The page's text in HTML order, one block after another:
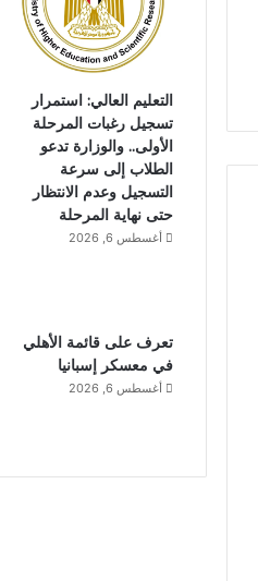
التعليم العالي: استمرار
تسجيل رغبات المرحلة
الأولى.. والوزارة تدعو
الطلاب إلى سرعة
التسجيل وعدم الانتظار
حتى نهاية المرحلة
أغسطس 6, 2026
تعرف على قائمة الأهلي
في معسكر إسبانيا
أغسطس 6, 2026